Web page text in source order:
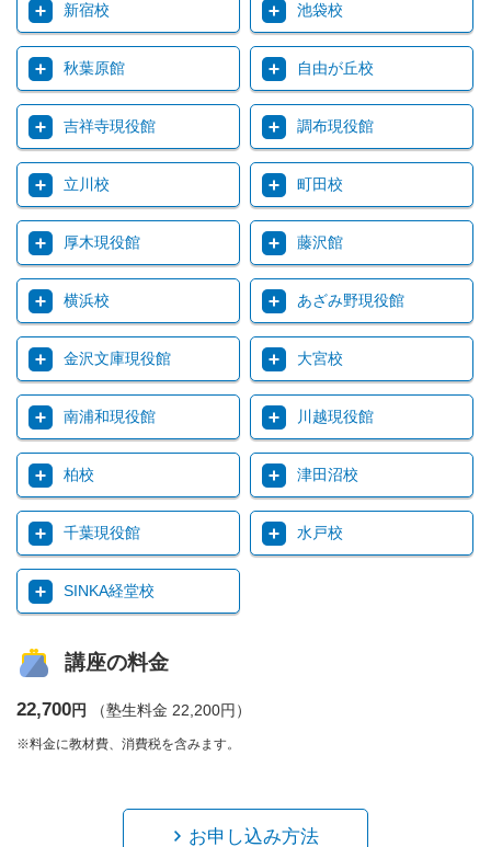
新宿校 池袋校
秋葉原館 自由が丘校
吉祥寺現役館 調布現役館
立川校 町田校
厚木現役館 藤沢館
横浜校 あざみ野現役館
金沢文庫現役館 大宮校
南浦和現役館 川越現役館
柏校 津田沼校
千葉現役館 水戸校
SINKA経堂校
講座の料金
22,700円 （塾生料金 22,200円）
※料金に教材費、消費税を含みます。
お申し込み方法